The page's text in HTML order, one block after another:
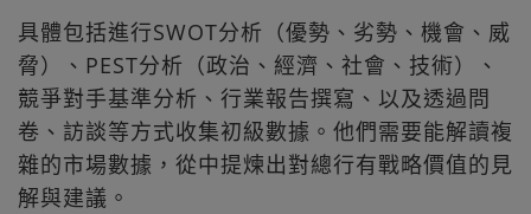
具體包括進行SWOT分析（優勢、劣勢、機會、威
脅）、PEST分析（政治、經濟、社會、技術）、
競爭對手基準分析、行業報告撰寫、以及透過問
卷、訪談等方式收集初級數據。他們需要能解讀複
雜的市場數據，從中提煉出對總行有戰略價值的見
解與建議。